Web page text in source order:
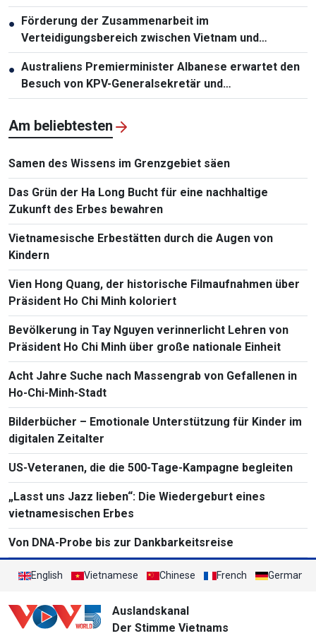
● Förderung der Zusammenarbeit im
Verteidigungsbereich zwischen Vietnam und
Malaysia
● Australiens Premierminister Albanese erwartet den
Besuch von KPV-Generalsekretär und
Staatspräsident To Lam
Am beliebtesten
Samen des Wissens im Grenzgebiet säen
Das Grün der Ha Long Bucht für eine nachhaltige
Zukunft des Erbes bewahren
Vietnamesische Erbestätten durch die Augen von
Kindern
Vien Hong Quang, der historische Filmaufnahmen über
Präsident Ho Chi Minh koloriert
Bevölkerung in Tay Nguyen verinnerlicht Lehren von
Präsident Ho Chi Minh über große nationale Einheit
Acht Jahre Suche nach Massengrab von Gefallenen in
Ho-Chi-Minh-Stadt
Bilderbücher – Emotionale Unterstützung für Kinder im
digitalen Zeitalter
US-Veteranen, die die 500-Tage-Kampagne begleiten
„Lasst uns Jazz lieben“: Die Wiedergeburt eines
vietnamesischen Erbes
Von DNA-Probe bis zur Dankbarkeitsreise
English Vietnamese Chinese French German
Auslandskanal
Der Stimme Vietnams